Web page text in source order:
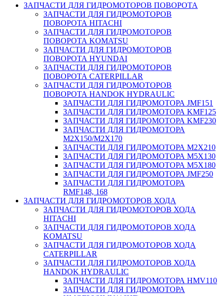
ЗАПЧАСТИ ДЛЯ ГИДРОМОТОРОВ ПОВОРОТА
ЗАПЧАСТИ ДЛЯ ГИДРОМОТОРОВ
ПОВОРОТА HITACHI
ЗАПЧАСТИ ДЛЯ ГИДРОМОТОРОВ
ПОВОРОТА KOMATSU
ЗАПЧАСТИ ДЛЯ ГИДРОМОТОРОВ
ПОВОРОТА HYUNDAI
ЗАПЧАСТИ ДЛЯ ГИДРОМОТОРОВ
ПОВОРОТА CATERPILLAR
ЗАПЧАСТИ ДЛЯ ГИДРОМОТОРОВ
ПОВОРОТА HANDOK HYDRAULIC
ЗАПЧАСТИ ДЛЯ ГИДРОМОТОРА JMF151
ЗАПЧАСТИ ДЛЯ ГИДРОМОТОРА KMF125
ЗАПЧАСТИ ДЛЯ ГИДРОМОТОРА KMF230
ЗАПЧАСТИ ДЛЯ ГИДРОМОТОРА
M2X150/M2X170
ЗАПЧАСТИ ДЛЯ ГИДРОМОТОРА M2X210
ЗАПЧАСТИ ДЛЯ ГИДРОМОТОРА M5X130
ЗАПЧАСТИ ДЛЯ ГИДРОМОТОРА M5X180
ЗАПЧАСТИ ДЛЯ ГИДРОМОТОРА JMF250
ЗАПЧАСТИ ДЛЯ ГИДРОМОТОРА
RMF148, 168
ЗАПЧАСТИ ДЛЯ ГИДРОМОТОРОВ ХОДА
ЗАПЧАСТИ ДЛЯ ГИДРОМОТОРОВ ХОДА
HITACHI
ЗАПЧАСТИ ДЛЯ ГИДРОМОТОРОВ ХОДА
KOMATSU
ЗАПЧАСТИ ДЛЯ ГИДРОМОТОРОВ ХОДА
CATERPILLAR
ЗАПЧАСТИ ДЛЯ ГИДРОМОТОРОВ ХОДА
HANDOK HYDRAULIC
ЗАПЧАСТИ ДЛЯ ГИДРОМОТОРА HMV110
ЗАПЧАСТИ ДЛЯ ГИДРОМОТОРА